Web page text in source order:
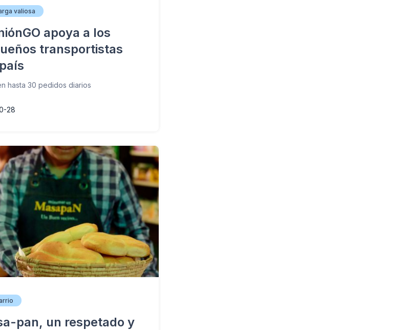
valiosa
apoya a los
transportistas
hasta 30 pedidos diarios
28
pan, un respetado y